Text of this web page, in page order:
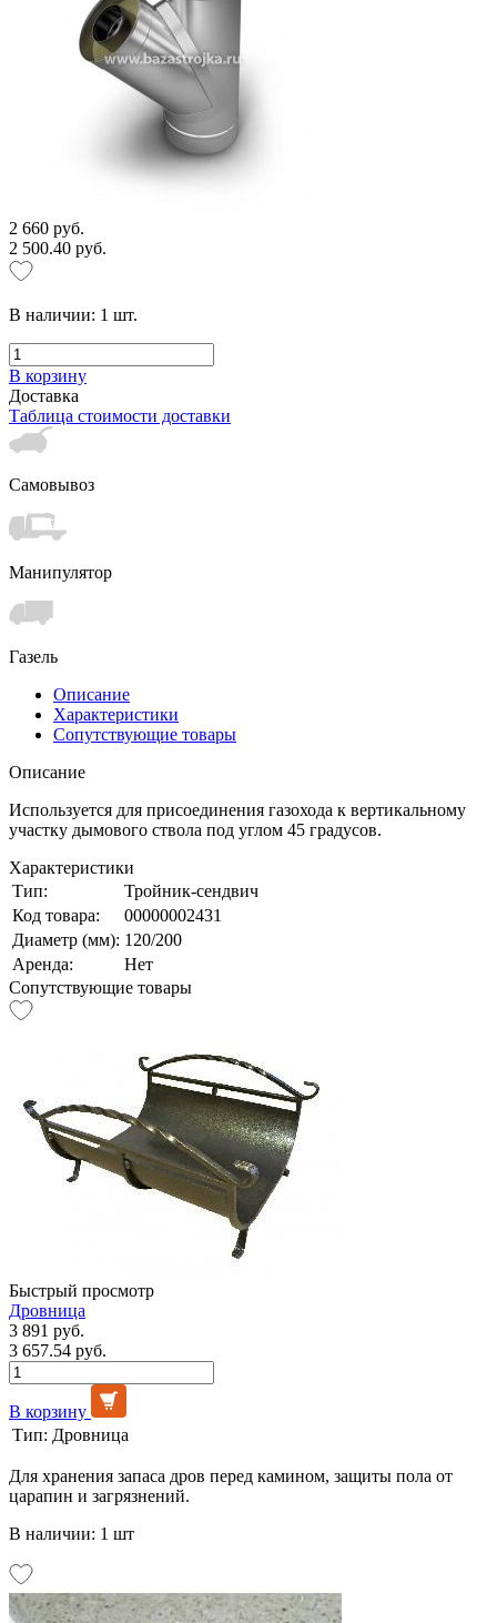
2 660 руб.
2 500.40 руб.
В наличии: 1 шт.
В корзину
Доставка
Таблица стоимости доставки
Самовывоз
Манипулятор
Газель
Описание
Характеристики
Сопутствующие товары
Описание
Используется для присоединения газохода к вертикальному
участку дымового ствола под углом 45 градусов.
Характеристики
Тип:
Тройник-сендвич
Код товара:
00000002431
Диаметр (мм): 120/200
Аренда:
Нет
Сопутствующие товары
Быстрый просмотр
Дровница
3 891 руб.
3 657.54 руб.
В корзину
Тип: Дровница
Для хранения запаса дров перед камином, защиты пола от
царапин и загрязнений.
В наличии: 1 шт